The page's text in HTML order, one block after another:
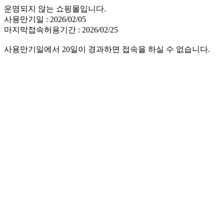
운영되지 않는 쇼핑몰입니다.
사용만기일 : 2026/02/05
마지막접속허용기간 : 2026/02/25
사용만기일에서 20일이 경과하면 접속을 하실 수 없습니다.